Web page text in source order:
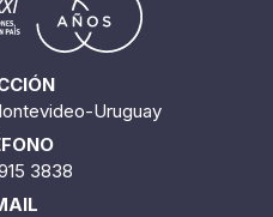
Uruguay
3838